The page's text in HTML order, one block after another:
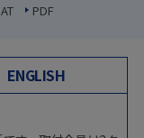
PDF
ENGLISH